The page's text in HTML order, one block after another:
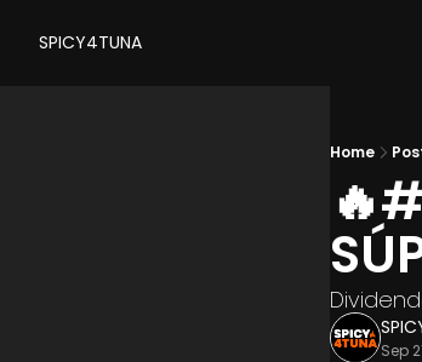
SPICY4TUNA
Home
Sep